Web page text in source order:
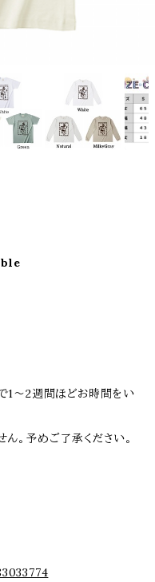
1〜2週間ほどお時間をい
。予めご了承ください。